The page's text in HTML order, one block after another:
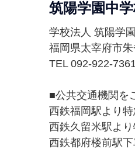
筑陽学園中
学校法人 筑陽学
福岡県太宰府市
TEL 092-922-
■公共交通機関を
西鉄福岡駅より
西鉄久留米駅よ
西鉄都府楼前駅